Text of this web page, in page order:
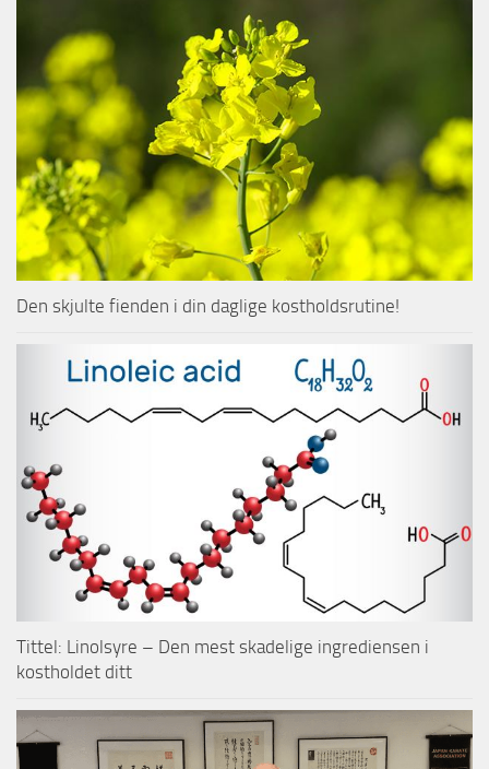
Den skjulte fienden i din daglige kostholdsrutine!
Tittel: Linolsyre – Den mest skadelige ingrediensen i
kostholdet ditt